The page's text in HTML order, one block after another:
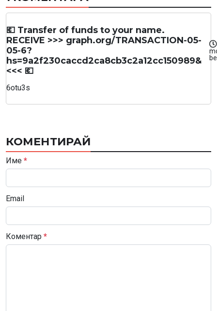
💶 Transfer of funds to your name.
RECEIVE >>> graph.org/TRANSACTION-05-
05-6?
hs=9a2f230caccd2ca8cb3c2a12cc150989&
<<< 💶
6otu3s
КОМЕНТИРАЙ
Име *
Email
Коментар *